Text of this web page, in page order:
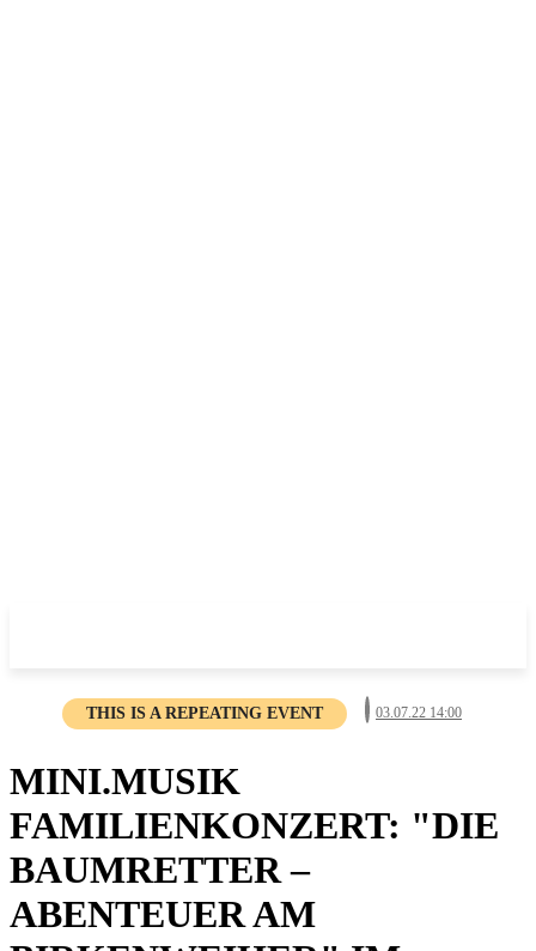
THIS IS A REPEATING EVENT 03.07.22 14:00
MINI.MUSIK
FAMILIENKONZERT: "DIE
BAUMRETTER –
ABENTEUER AM